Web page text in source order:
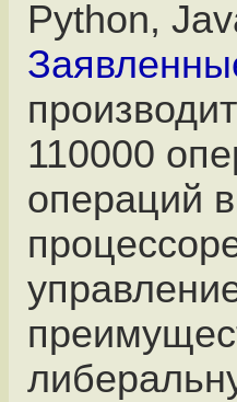
Python,
110000
операций